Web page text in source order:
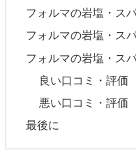
フォルマの岩塩・ス
フォルマの岩塩・ス
フォルマの岩塩・ス
良い口コミ・評価
悪い口コミ・評価
最後に